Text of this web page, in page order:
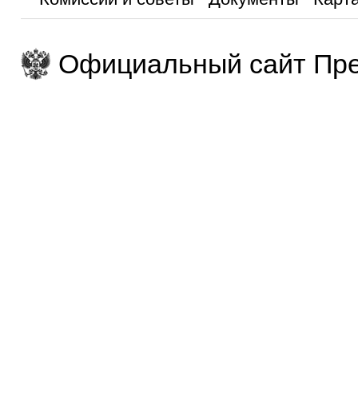
Официальный сайт